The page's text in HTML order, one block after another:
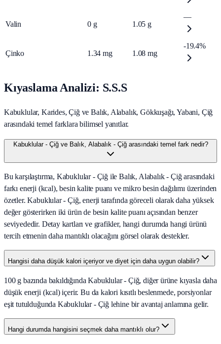
Valin 0 g 1.05 g
—
Çinko 1.34 mg 1.08 mg
-19.4%
Kıyaslama Analizi: S.S.S
Kabuklular, Karides, Çiğ ve Balık, Alabalık, Gökkuşağı, Yabani, Çiğ
arasındaki temel farklara bilimsel yanıtlar.
Kabuklular - Çiğ ve Balık, Alabalık - Çiğ arasındaki temel fark nedir?
Bu karşılaştırma, Kabuklular - Çiğ ile Balık, Alabalık - Çiğ arasındaki
farkı enerji (kcal), besin kalite puanı ve mikro besin dağılımı üzerinden
özetler. Kabuklular - Çiğ, enerji tarafında göreceli olarak daha yüksek
değer gösterirken iki ürün de besin kalite puanı açısından benzer
seviyededir. Detay kartları ve grafikler, hangi durumda hangi ürünü
tercih etmenin daha mantıklı olacağını görsel olarak destekler.
Hangisi daha düşük kalori içeriyor ve diyet için daha uygun olabilir?
100 g bazında bakıldığında Kabuklular - Çiğ, diğer ürüne kıyasla daha
düşük enerji (kcal) içerir. Bu da kalori kısıtlı beslenmede, porsiyonlar
eşit tutulduğunda Kabuklular - Çiğ lehine bir avantaj anlamına gelir.
Hangi durumda hangisini seçmek daha mantıklı olur?